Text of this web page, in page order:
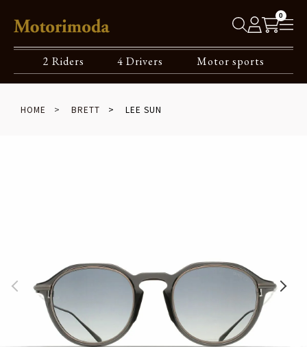
0
2 Riders 4 Drivers Motor sports
HOME BRETT LEE SUN